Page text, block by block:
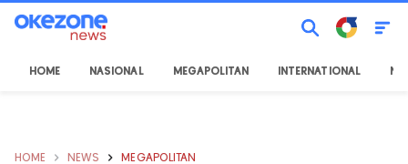
HOME NASIONAL MEGAPOLITAN INTERNATIONAL
HOME NEWS MEGAPOLITAN